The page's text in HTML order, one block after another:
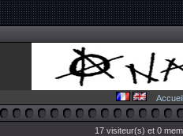
Accueil
17 visiteur(s) et 0